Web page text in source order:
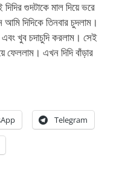
গুদটাকে মাল দিয়ে ভরে
দিদিকে তিনবার চুদলাম।
এবং খুব চদাচুদি করলাম। সেই
ফেললাম। এখন দিদি বাঁড়ার
Telegram